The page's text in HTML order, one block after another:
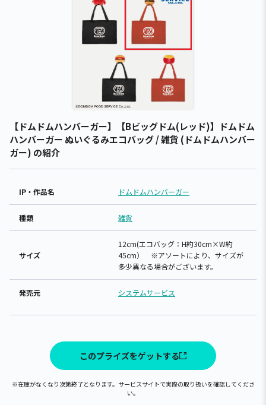
【ドムドムハンバーガー】【Bビッグドム(レッド)】ドムドム
ハンバーガー ぬいぐるみエコバッグ / 雑貨 (ドムドムハンバー
ガー) の紹介
IP・作品名 ドムドムハンバーガー
種類 雑貨
サイズ
12cm(エコバッグ：H約30cm×W約
45cm） ※アソートにより、サイズが
多少異なる場合がございます。
発売元 システムサービス
このプライズをゲットする
※在庫がなくなり次第終了となります。サービスサイトで実際の取り扱いを確認してくださ
い。